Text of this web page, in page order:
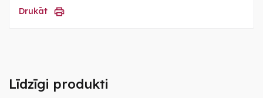
Drukāt
Līdzīgi produkti